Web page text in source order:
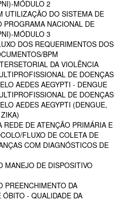
MÓDULO 2
UTILIZAÇÃO DO SISTEMA DE
PROGRAMA NACIONAL DE
MÓDULO 3
DOS REQUERIMENTOS DOS
BPM
DA VIOLÊNCIA
DE DOENÇAS
AEDES AEGYPTI - DENGUE
DE DOENÇAS
AEDES AEGYPTI (DENGUE,
REDE DE ATENÇÃO PRIMÁRIA E
FLUXO DE COLETA DE
COM DIAGNÓSTICOS DE
MANEJO DE DISPOSITIVO
PREENCHIMENTO DA
ÓBITO - QUALIDADE DA